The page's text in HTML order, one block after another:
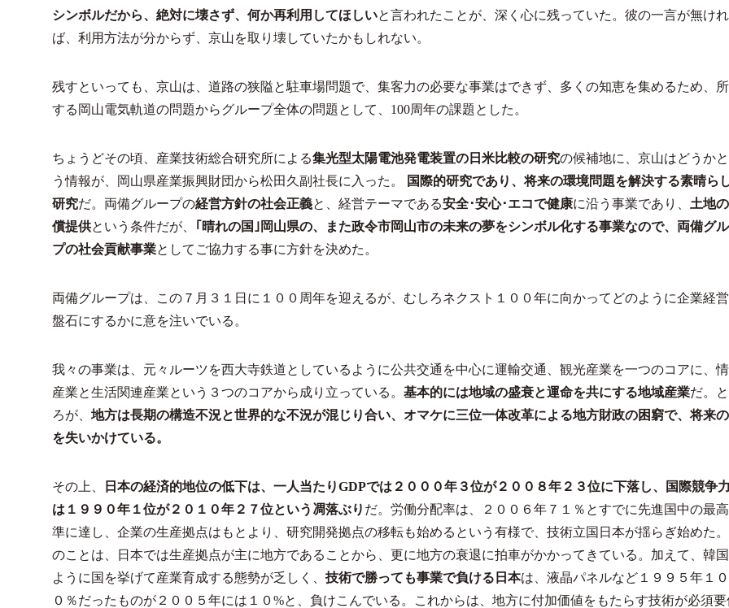
シンボルだから、絶対に壊さず、何か再利用してほしいと言われたことが、深く心に残っていた。彼の一言が無けれ
ば、利用方法が分からず、京山を取り壊していたかもしれない。
残すといっても、京山は、道路の狭隘と駐車場問題で、集客力の必要な事業はできず、多くの知恵を集めるため、
する岡山電気軌道の問題からグループ全体の問題として、100周年の課題とした。
ちょうどその頃、産業技術総合研究所による集光型太陽電池発電装置の日米比較の研究の候補地に、京山はどうか
う情報が、岡山県産業振興財団から松田久副社長に入った。
国際的研究であり、将来の環境問題を解決する素晴ら
研究だ。両備グループの経営方針の社会正義と、経営テーマである安全･安心･エコで健康に沿う事業であり、 土地
償提供という条件だが、
｢晴れの国｣岡山県の、また政令市岡山市の未来の夢をシンボル化する事業なので、両備グ
プの社会貢献事業としてご協力する事に方針を決めた。
両備グループは、この７月３１日に１００周年を迎えるが、むしろネクスト１００年に向かってどのように企業経
盤石にするかに意を注いでいる。
我々の事業は、元々ルーツを西大寺鉄道としているように公共交通を中心に運輸交通、観光産業を一つのコアに、
産業と生活関連産業という３つのコアから成り立っている。 基本的には地域の盛衰と運命を共にする地域産業だ。
ろが、 地方は長期の構造不況と世界的な不況が混じり合い、オマケに三位一体改革による地方財政の困窮で、将来
を失いかけている。
その上、
日本の経済的地位の低下は、一人当たりGDPでは２０００年３位が２００８年２３位に下落し、国際競争
は１９９０年１位が２０１０年２７位という凋落ぶり だ。労働分配率は、２００６年７１％とすでに先進国中の最
準に達し、企業の生産拠点はもとより、研究開発拠点の移転も始めるという有様で、技術立国日本が揺らぎ始めた。
のことは、日本では生産拠点が主に地方であることから、更に地方の衰退に拍車がかかってきている。加えて、韓
ように国を挙げて産業育成する態勢が乏しく、 技術で勝っても事業で負ける日本は、液晶パネルなど１９９５年１０
０％だったものが２００５年には１０%と、負けこんでいる。これからは、地方に付加価値をもたらす技術が必須要